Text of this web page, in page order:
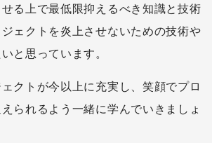
る上で最低限抑えるべき知識と技術
ェクトを炎上させないための技術や
と思っています。
クトが今以上に充実し、笑顔でプロ
られるよう一緒に学んでいきましょ